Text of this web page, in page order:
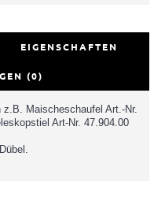
EIGENSCHAFTEN
(0)
Maischeschaufel Art.-Nr.
Art-Nr. 47.904.00